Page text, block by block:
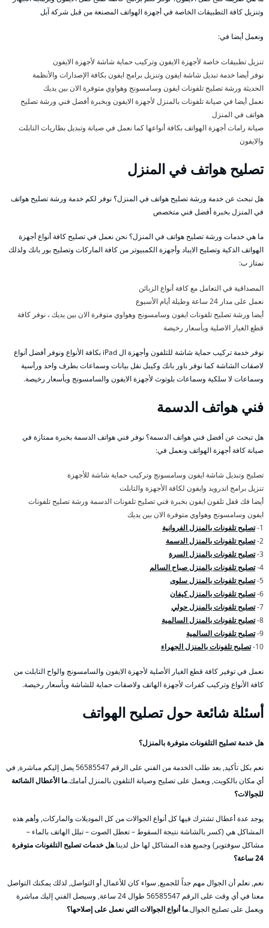
وتنزيل كافة التطبيقات الخاصة في أجهزة الهواتف المصنعة من قبل شركة آبل
ونعمل أيضا في:
تنزيل تطبيقات خاصة لأجهزة الايفون وتركيب حماية شاشة لأجهزة الايفون
نوفر أيضا خدمة تبديل شاشة ايفون وتنزيل برامج ايفون بكافة الإصدارات والأنظمة
الحديثة ورشة تصليح تلفونات ايفون وسامسونج وهواوي متوفرة الان بين يديك
نعمل أيضا في صيانة تلفونات بالمنزل لأجهزة الايفون وبخبرة أفضل فني ورشة تصليح
هواتف في المنزل
صيانة رامات أجهزة الهواتف بكافة أنواعها كما نعمل في صيانة وتبديل بطاريات التابلت
والايفون
تصليح هواتف في المنزل
هل تبحث عن خدمة ورشة تصليح هواتف في المنزل؟ نوفر لكم خدمة ورشة تصليح هواتف
في المنزل بخبرة أفضل فني متخصص
ما هي خدمات ورشة تصليح هواتف في المنزل؟ نحن نعمل في تصليح كافة أنواع أجهزة
الهواتف الذكية وتصليح الايباد وأجهزة الكمبيوتر من كافة الماركات وتصليح بور بانك ولذلك
نمتاز ب:
المصداقية في التعامل مع كافة أنواع الزبائن
نعمل على مدار 24 ساعة وطيلة أيام الأسبوع
أيضا ورشة تصليح تلفونات ايفون وسامسونج وهواوي متوفرة الان بين يديك ، نوفر كافة
قطع الغيار الاصلية وبأسعار رخيصة
نوفر خدمة تركيب حماية شاشة للتلفون وأجهزة ال iPad بكافة الأنواع ونوفر أفضل أنواع
لاصقات الشاشة كما نوفر باور بانك وكيبل نقل بيانات وسماعات بطرف واحد ورأسية
وسماعات لا سلكية وسماعات بلوتوث لأجهزة الايفون والسامسونج وبأسعار رخيصة.
فني هواتف الدسمة
هل تبحث عن أفضل فني هواتف الدسمة؟ نوفر فني هواتف الدسمة بخبرة ممتازة في
صيانة كافة أجهزة الهواتف ونعمل في:
تصليح وتبديل شاشة ايفون وسامسونج وتركيب حماية شاشة للأجهزة
تنزيل برامج اندرويد وايفون لكافة الأجهزة والتابلت
أيضا فك قفل تلفون ايفون بخبرة فني تصليح تلفونات الدسمة ورشة تصليح تلفونات
ايفون وسامسونج وهواوي متوفرة الان بين يديك
1- تصليح تلفونات بالمنزل الفروانية
2- تصليح تلفونات بالمنزل الدسمة
3- تصليح تلفونات بالمنزل السرة
4- تصليح تلفونات بالمنزل صباح السالم
5- تصليح تلفونات بالمنزل سلوى
6- تصليح تلفونات بالمنزل كيفان
7- تصليح تلفونات بالمنزل حولي
8- تصليح تلفونات بالمنزل السالمية
9- تصليح تلفونات السالمية
10- تصليح تلفونات بالمنزل الجهراء
نعمل في توفير كافة قطع الغيار الأصلية لأجهزة الايفون والسامسونج والواح التابلت من
كافة الأنواع وتركيب كفرات لأجهزة الهاتف ولاصقات حماية للشاشة وبأسعار رخيصة.
أسئلة شائعة حول تصليح الهواتف
هل خدمة تصليح التلفونات متوفرة بالمنزل؟
نعم بكل تأكيد, بعد طلب الخدمة من الفني على الرقم 56585547 يصل إليكم مباشرة, في
أي مكان بالكويت, ويعمل على تصليح وصيانة التلفون بالمنزل أمامك.ما الأعطال الشائعة
للجوالات؟
يوجد عدة أعطال تشترك فيها كل أنواع الجوالات من كل الموديلات والماركات, وأهم هذه
المشاكل هي (كسر بالشاشة نتيجة السقوط – تعطل الصوت – تبلل الهاتف بالماء –
مشاكل سوفتوير) وجميع هذه المشاكل لها حل لدينا.هل خدمات تصليح التلفونات متوفرة
24 ساعة؟
نعم, نعلم أن الجوال مهم جداً للجميع, سواء كان للأعمال أو التواصل, لذلك يمكنك التواصل
معنا في أي وقت على الرقم 56585547 طوال 24 ساعة, وسيصل الفني إليك مباشرة
ويعمل على تصليح الجوال.ما أنواع الجوالات التي نعمل على إصلاحها؟